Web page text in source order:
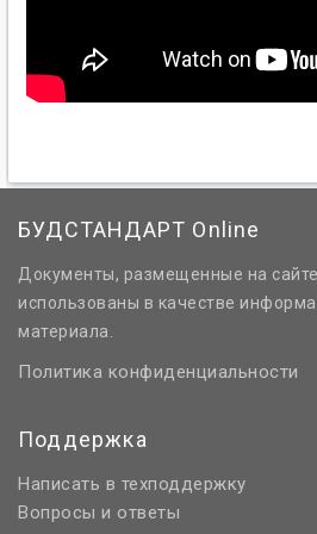
БУДСТАНДАРТ Online
Документы, размещенные на
использованы в качестве
материала.
Политика конфиденциальности
Поддержка
Написать в техподдержку
Вопросы и ответы